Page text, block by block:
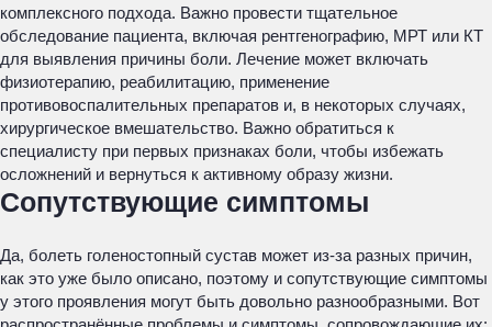
комплексного подхода. Важно провести тщательное
обследование пациента, включая рентгенографию, МРТ или КТ
для выявления причины боли. Лечение может включать
физиотерапию, реабилитацию, применение
противовоспалительных препаратов и, в некоторых случаях,
хирургическое вмешательство. Важно обратиться к
специалисту при первых признаках боли, чтобы избежать
осложнений и вернуться к активному образу жизни.
Сопутствующие симптомы
Да, болеть голеностопный сустав может из-за разных причин,
как это уже было описано, поэтому и сопутствующие симптомы
у этого проявления могут быть довольно разнообразными. Вот